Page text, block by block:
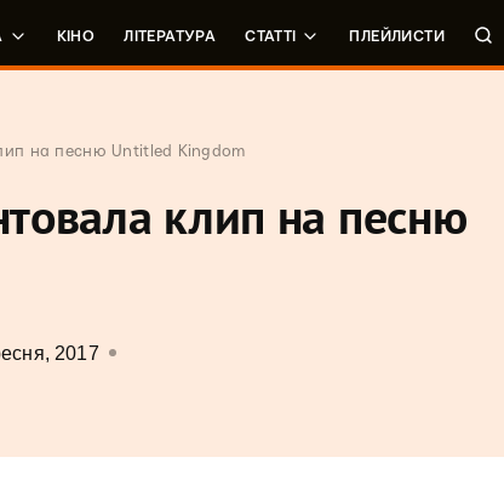
КІНО ЛІТЕРАТУРА СТАТТІ ПЛЕЙЛИСТИ
на песню Untitled Kingdom
клип на песню
2017